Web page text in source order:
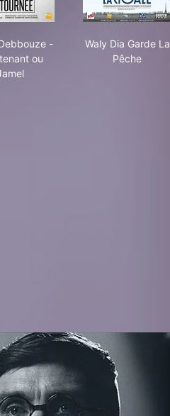
-
ou
Waly Dia Garde La
Pêche